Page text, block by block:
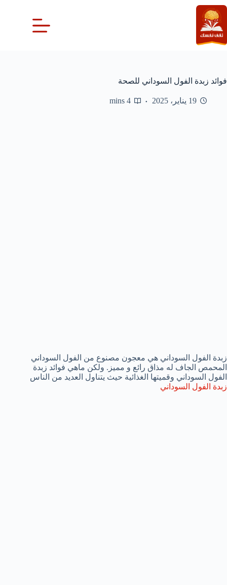
التجاوز
إلى
المحتوى
فوائد زبدة الفول السوداني للصحة
19 يناير، 2025 4 mins
زبدة الفول السوداني هي معجون مصنوع من الفول السوداني
المحمص الجاف له مذاق رائع و مميز. ولكن ماهي فوائد زبدة
الفول السوداني وقميتها الغذائية حيث يتناول العديد من الناس
زبدة الفول السوداني